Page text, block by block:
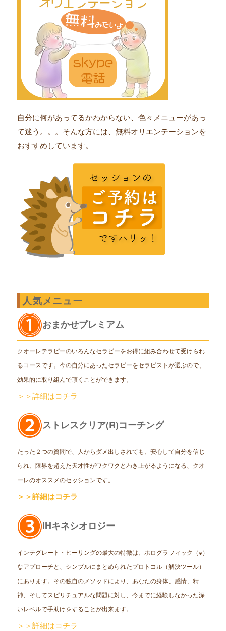
自分に何があってるかわからない、色々メニューがあっ
て迷う。。。そんな方には、無料オリエンテーションを
おすすめしています。
人気メニュー
おまかせプレミアム
クオーレテラピーのいろんなセラピーをお得に組み合わせて受けられ
るコースです。今の自分にあったセラピーをセラピストが選ぶので、
効果的に取り組んで頂くことができます。
＞＞詳細はコチラ
ストレスクリア(R)コーチング
たった２つの質問で、人からダメ出しされても、安心して自分を信じ
られ、限界を超えた天才性がワクワクとわき上がるようになる、クオ
ーレのオススメのセッションです。
＞＞詳細はコチラ
IHキネシオロジー
インテグレート・ヒーリングの最大の特徴は、ホログラフィック（※）
なアプローチと、シンプルにまとめられたプロトコル（解決ツール）
にあります。その独自のメソッドにより、あなたの身体、感情、精
神、そしてスピリチュアルな問題に対し、今までに経験しなかった深
いレベルで手助けをすることが出来ます。
＞＞詳細はコチラ